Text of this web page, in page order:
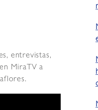
entrevistas,
MiraTV a